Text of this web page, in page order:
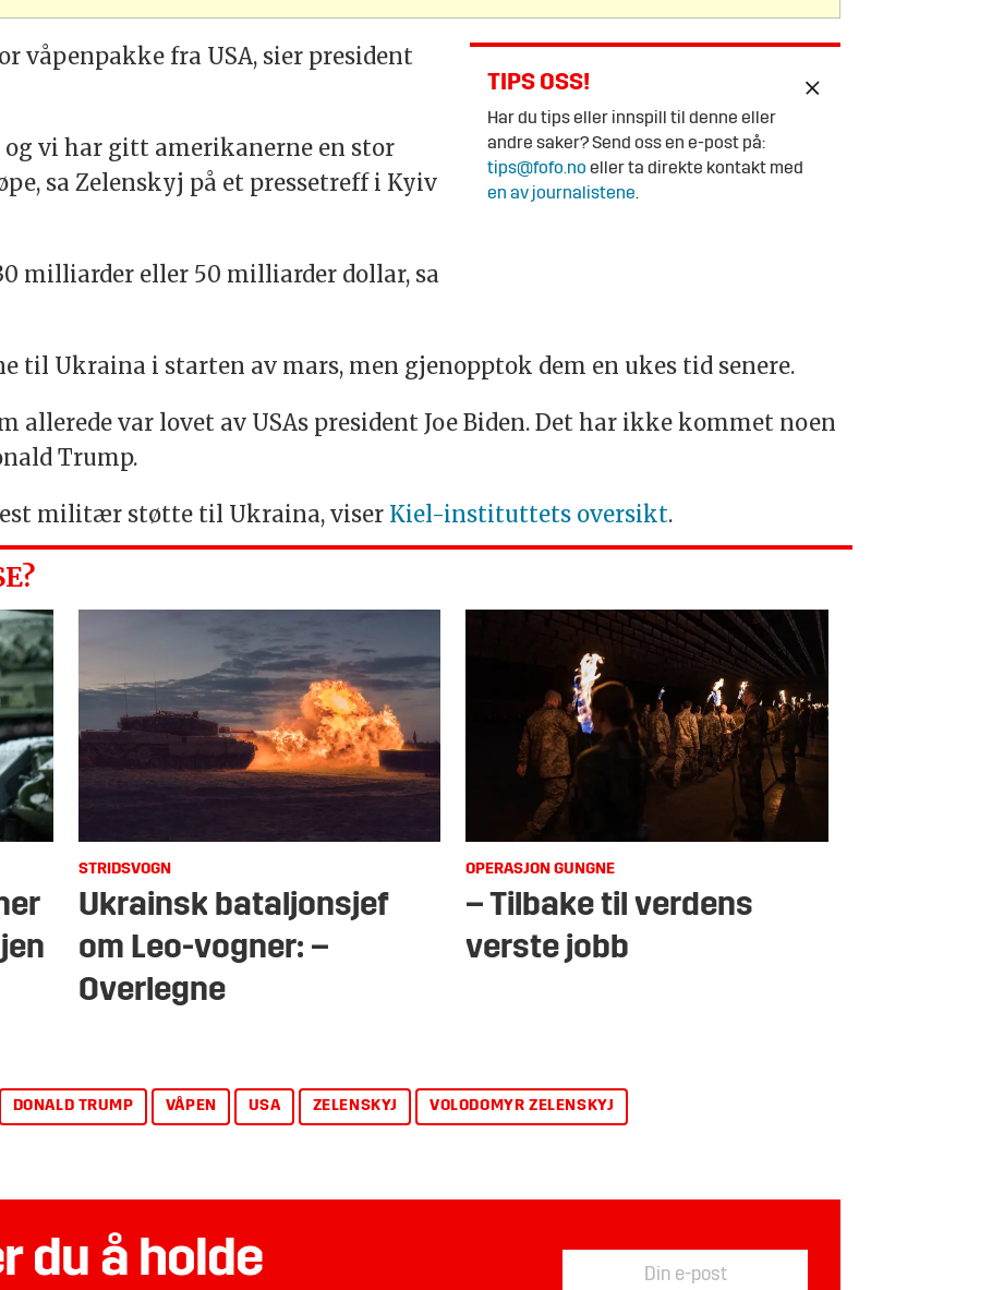
TIPS OSS!
Har du tips eller innspill til denne eller
andre saker? Send oss en e-post på:
tips@fofo.no eller ta direkte kontakt med
en av journalistene.
våpenpakke fra USA, sier president
og vi har gitt amerikanerne en stor
sa Zelenskyj på et pressetreff i Kyiv
milliarder eller 50 milliarder dollar, sa
til Ukraina i starten av mars, men gjenopptok dem en ukes tid senere.
allerede var lovet av USAs president Joe Biden. Det har ikke kommet noen
Trump.
militær støtte til Ukraina, viser Kiel-instituttets oversikt.
STRIDSVOGN
Ukrainsk bataljonsjef
om Leo-vogner: –
Overlegne
OPERASJON GUNGNE
– Tilbake til verdens
verste jobb
DONALD TRUMP VÅPEN USA ZELENSKYJ VOLODOMYR ZELENSKYJ
du å holde